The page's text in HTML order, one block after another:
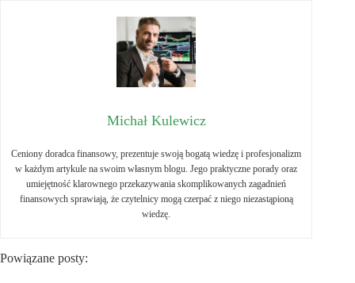
Michał Kulewicz
Ceniony doradca finansowy, prezentuje swoją bogatą wiedzę i profesjonalizm
w każdym artykule na swoim własnym blogu. Jego praktyczne porady oraz
umiejętność klarownego przekazywania skomplikowanych zagadnień
finansowych sprawiają, że czytelnicy mogą czerpać z niego niezastąpioną
wiedzę.
Powiązane posty: